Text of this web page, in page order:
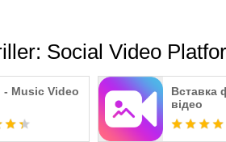
Social Video
- Music Video
Вставка
відео